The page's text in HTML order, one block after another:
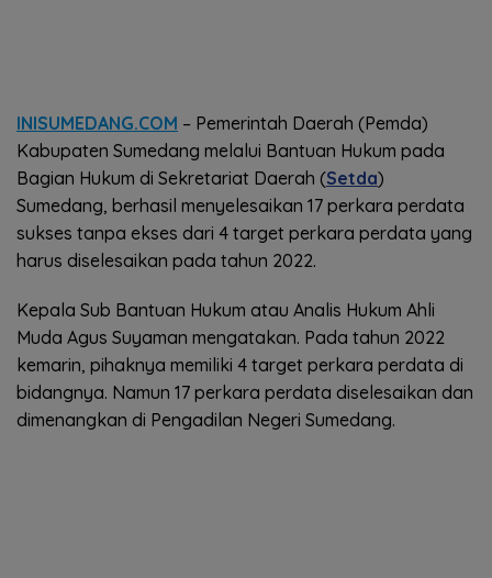
INISUMEDANG.COM – Pemerintah Daerah (Pemda)
Kabupaten Sumedang melalui Bantuan Hukum pada
Bagian Hukum di Sekretariat Daerah (Setda)
Sumedang, berhasil menyelesaikan 17 perkara perdata
sukses tanpa ekses dari 4 target perkara perdata yang
harus diselesaikan pada tahun 2022.
Kepala Sub Bantuan Hukum atau Analis Hukum Ahli
Muda Agus Suyaman mengatakan. Pada tahun 2022
kemarin, pihaknya memiliki 4 target perkara perdata di
bidangnya. Namun 17 perkara perdata diselesaikan dan
dimenangkan di Pengadilan Negeri Sumedang.